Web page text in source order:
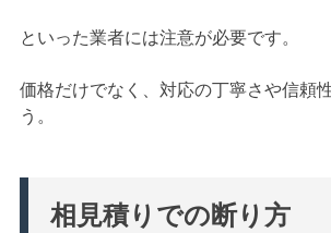
といった業者には注意が必要です。
価格だけでなく、対応の丁寧さや信頼
う。
相見積りでの断り方